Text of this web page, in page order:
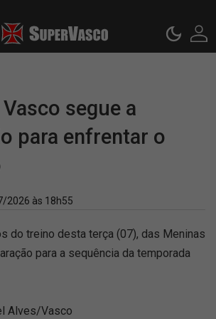
segue a
para enfrentar o
2026 às 18h55
do treino desta terça (07), das Meninas
para a sequência da temporada
Alves/Vasco